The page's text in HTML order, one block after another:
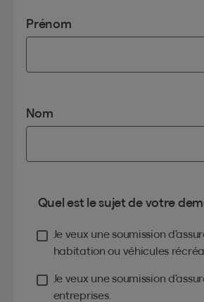
Prénom
Nom
Quel est le sujet de votre
Je veux une soumission
habitation ou véhicules
Je veux une soumission
entreprises.